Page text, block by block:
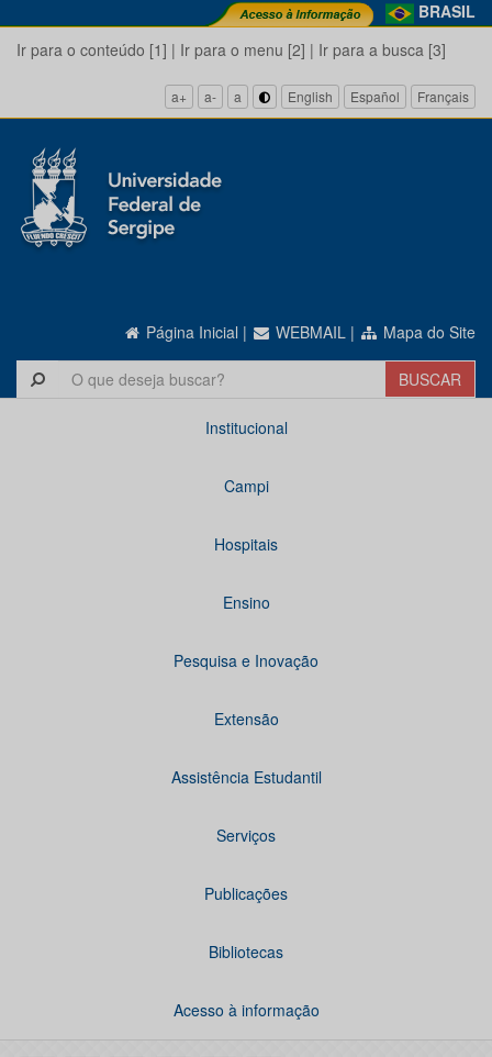
BRASIL
Ir para o conteúdo [1] | Ir para o menu [2] | Ir para a busca [3]
a+ a- a English Español Français
Página Inicial | WEBMAIL | Mapa do Site
Institucional
Campi
Hospitais
Ensino
Pesquisa e Inovação
Extensão
Assistência Estudantil
Serviços
Publicações
Bibliotecas
Acesso à informação